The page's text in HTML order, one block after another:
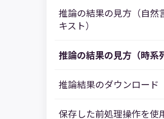
推論の結果の見方（自然
キスト）
推論の結果の見方（時系
推論結果のダウンロード
保存した前処理操作を使